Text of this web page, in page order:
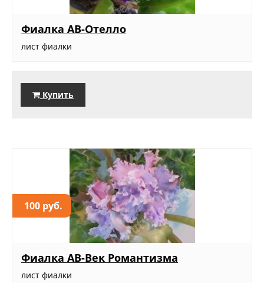
Фиалка АВ-Отелло
лист фиалки
Купить
100 руб.
Фиалка АВ-Век Романтизма
лист фиалки